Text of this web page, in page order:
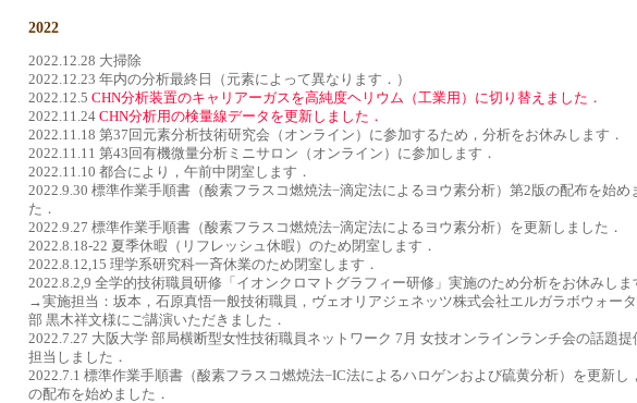
2022
2022.12.28 大掃除
2022.12.23 年内の分析最終日（元素によって異なります．）
2022.12.5 CHN分析装置のキャリアーガスを高純度ヘリウム（工業用）に切り替えました．
2022.11.24 CHN分析用の検量線データを更新しました．
2022.11.18 第37回元素分析技術研究会（オンライン）に参加するため，分析をお休みします．
2022.11.11 第43回有機微量分析ミニサロン（オンライン）に参加します．
2022.11.10 都合により，午前中閉室します．
2022.9.30 標準作業手順書（酸素フラスコ燃焼法−滴定法によるヨウ素分析）第2版の配布を始め
た．
2022.9.27 標準作業手順書（酸素フラスコ燃焼法−滴定法によるヨウ素分析）を更新しました．
2022.8.18-22 夏季休暇（リフレッシュ休暇）のため閉室します．
2022.8.12,15 理学系研究科一斉休業のため閉室します．
2022.8.2,9 全学的技術職員研修「イオンクロマトグラフィー研修」実施のため分析をお休みしま
→実施担当：坂本，石原真悟一般技術職員，ヴェオリアジェネッツ株式会社エルガラボウォー
部 黒木祥文様にご講演いただきました．
2022.7.27 大阪大学 部局横断型女性技術職員ネットワーク 7月 女技オンラインランチ会の話題提
担当しました．
2022.7.1 標準作業手順書（酸素フラスコ燃焼法−IC法によるハロゲンおよび硫黄分析）を更新し
の配布を始めました．